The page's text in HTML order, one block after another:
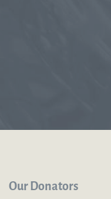
Our Donators